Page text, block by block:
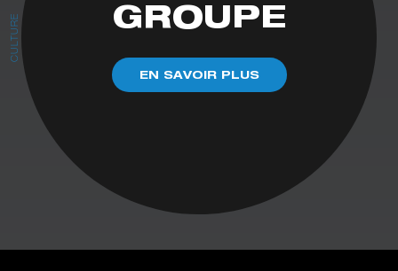
CULTURE
GROUPE
EN SAVOIR PLUS